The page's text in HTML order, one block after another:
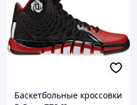
Баскетбольные кроссовки